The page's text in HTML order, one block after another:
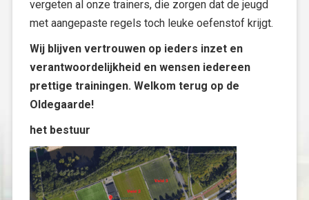
vergeten al onze trainers, die zorgen dat de jeugd
met aangepaste regels toch leuke oefenstof krijgt.
Wij blijven vertrouwen op ieders inzet en
verantwoordelijkheid en wensen iedereen
prettige trainingen. Welkom terug op de
Oldegaarde!
het bestuur